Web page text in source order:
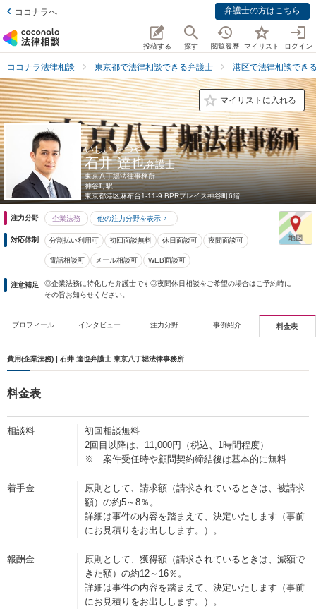
ココナラへ 弁護士の方はこちら
投稿する 探す 閲覧履歴 マイリスト ログイン
ココナラ法律相談 東京都で法律相談できる弁護士 港区で法律相談でき
マイリストに入れる
いしい たつや
石井 達也弁護士
東京八丁堀法律事務所
神谷町駅
東京都港区麻布台1-11-9 BPRプレイス神谷町6階
注力分野 企業法務 他の注力分野を表示
対応体制 分割払い利用可 初回面談無料 休日面談可 夜間面談可
電話相談可 メール相談可 WEB面談可
注意補足
◎企業法務に特化した弁護士です◎夜間休日相談をご希望の場合はご予約時に
その旨お知らせください。
プロフィール インタビュー 注力分野 事例紹介 料金表
費用(企業法務) | 石井 達也弁護士 東京八丁堀法律事務所
料金表
相談料
初回相談無料
2回目以降は、11,000円（税込、1時間程度）
※ 案件受任時や顧問契約締結後は基本的に無料
着手金
原則として、請求額（請求されているときは、被請求
額）の約5～8％。
詳細は事件の内容を踏まえて、決定いたします（事前
にお見積りをお出しします。）。
報酬金
原則として、獲得額（請求されているときは、減額で
きた額）の約12～16％。
詳細は事件の内容を踏まえて、決定いたします（事前
にお見積りをお出しします。）。